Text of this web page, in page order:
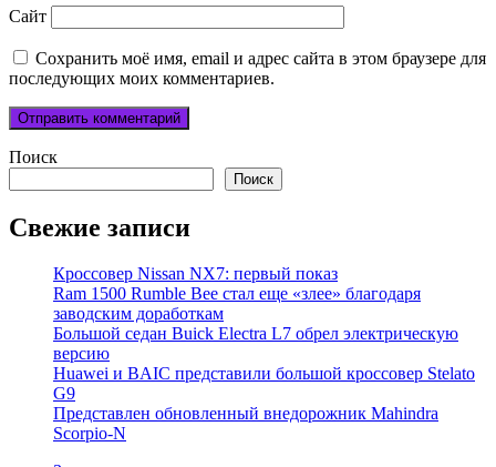
Сайт
Сохранить моё имя, email и адрес сайта в этом браузере для
последующих моих комментариев.
Поиск
Поиск
Свежие записи
Кроссовер Nissan NX7: первый показ
Ram 1500 Rumble Bee стал еще «злее» благодаря
заводским доработкам
Большой седан Buick Electra L7 обрел электрическую
версию
Huawei и BAIC представили большой кроссовер Stelato
G9
Представлен обновленный внедорожник Mahindra
Scorpio-N